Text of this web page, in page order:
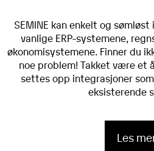
SEMINE kan enkelt og
vanlige ERP-systemene,
økonomisystemene. Finner du
noe problem! Takket være et
settes opp integrasjoner
eksisterende
Les